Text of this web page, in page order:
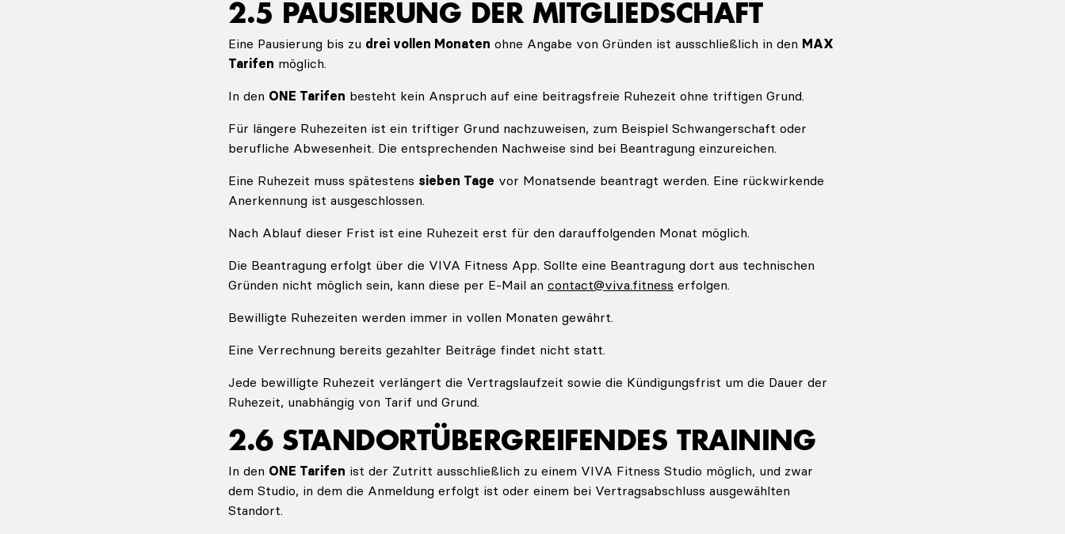
2.5 PAUSIERUNG DER MITGLIEDSCHAFT
Eine Pausierung bis zu drei vollen Monaten ohne Angabe von Gründen ist ausschließlich in den MAX
Tarifen möglich.
In den ONE Tarifen besteht kein Anspruch auf eine beitragsfreie Ruhezeit ohne triftigen Grund.
Für längere Ruhezeiten ist ein triftiger Grund nachzuweisen, zum Beispiel Schwangerschaft oder
berufliche Abwesenheit. Die entsprechenden Nachweise sind bei Beantragung einzureichen.
Eine Ruhezeit muss spätestens sieben Tage vor Monatsende beantragt werden. Eine rückwirkende
Anerkennung ist ausgeschlossen.
Nach Ablauf dieser Frist ist eine Ruhezeit erst für den darauffolgenden Monat möglich.
Die Beantragung erfolgt über die VIVA Fitness App. Sollte eine Beantragung dort aus technischen
Gründen nicht möglich sein, kann diese per E-Mail an contact@viva.fitness erfolgen.
Bewilligte Ruhezeiten werden immer in vollen Monaten gewährt.
Eine Verrechnung bereits gezahlter Beiträge findet nicht statt.
Jede bewilligte Ruhezeit verlängert die Vertragslaufzeit sowie die Kündigungsfrist um die Dauer der
Ruhezeit, unabhängig von Tarif und Grund.
2.6 STANDORTÜBERGREIFENDES TRAINING
In den ONE Tarifen ist der Zutritt ausschließlich zu einem VIVA Fitness Studio möglich, und zwar
dem Studio, in dem die Anmeldung erfolgt ist oder einem bei Vertragsabschluss ausgewählten
Standort.